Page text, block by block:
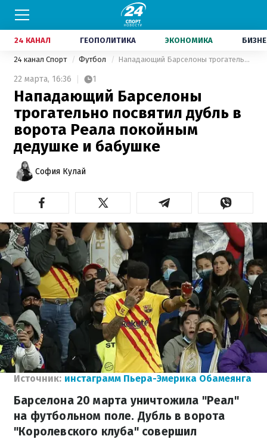
24 КАНАЛ ГЕОПОЛИТИКА ЭКОНОМИКА
24 канал Спорт Футбол Нападающий Барселоны трогательно посвятил дубль в ворота Реала покойным дедушке и бабушке
22 марта, 16:36 1
Нападающий Барселоны
трогательно посвятил дубль в
ворота Реала покойным
дедушке и бабушке
София Кулай
Источник: инстаграмм Пьера-Эмерика Обамеянга
Барселона 20 марта уничтожила "Реал"
на футбольном поле. Дубль в ворота
"Королевского клуба" совершил